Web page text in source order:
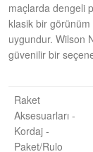
maçlarda dengeli
klasik bir
uygundur. Wilson
güvenilir bir
Raket
Aksesuarları -
Kordaj -
Paket/Rulo